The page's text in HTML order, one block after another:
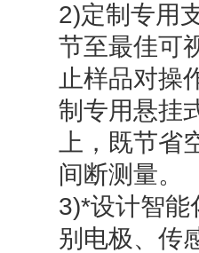
2)定制专用
节至最佳可
止样品对操
制专用悬挂
上，既节
间断测量。
3)*设计智能
别电极、传